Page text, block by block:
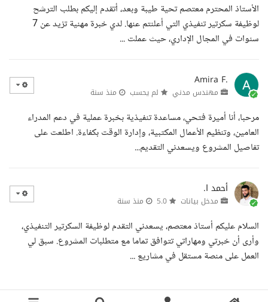
الأستاذ المحترم معتصم تحية طيبة وبعد، أتقدم إليكم بطلب الترشح
لوظيفة سكرتير تنفيذي التي أعلنتم عنها. لدي خبرة مهنية تزيد عن 7
سنوات في المجال الإداري، حيث عملت ...
Amira F.
مهندس مدني لم يحسب منذ سنة
مرحبا، أنا أميرة فتحي، مساعدة تنفيذية بخبرة عملية في دعم المدراء
العامين، وتنظيم الأعمال المكتبية، وإدارة الوقت بكفاءة. اطلعت على
تفاصيل المشروع ويسعدني التقديم...
أحمد ا.
مدخل بيانات منذ سنة
السلام عليكم أستاذ معتصم، يسعدني التقدم لوظيفة السكرتير التنفيذي،
وأرى أن خبرتي ومهاراتي تتوافق تماما مع متطلبات المشروع. سبق لي
العمل على منصة مستقل في مشاريع ...